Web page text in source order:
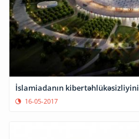
İslamiadanın
16-05-2017